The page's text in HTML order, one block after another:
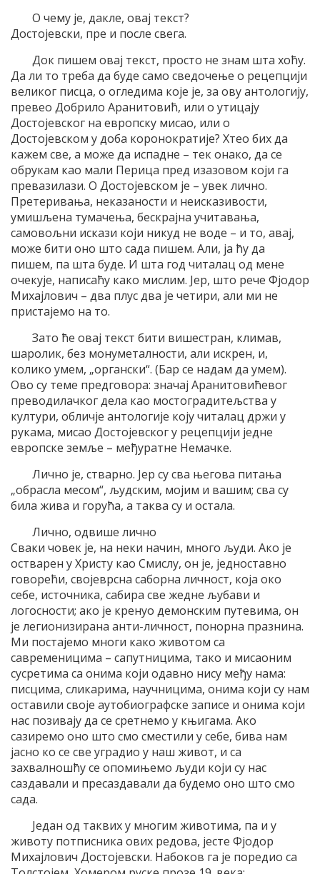
О чему је, дакле, овај текст?
Достојевски, пре и после свега.
Док пишем овај текст, просто не знам шта хоћу.
Да ли то треба да буде само сведочење о рецепцији
великог писца, о огледима које је, за ову антологију,
превео Добрило Аранитовић, или о утицају
Достојевског на европску мисао, или о
Достојевском у доба коронократије? Хтео бих да
кажем све, а може да испадне – тек онако, да се
обрукам као мали Перица пред изазовом који га
превазилази. О Достојевском је – увек лично.
Претеривања, неказаности и неисказивости,
умишљена тумачења, бескрајна учитавања,
самовољни искази који никуд не воде – и то, авај,
може бити оно што сада пишем. Али, ја ћу да
пишем, па шта буде. И шта год читалац од мене
очекује, написаћу како мислим. Јер, што рече Фјодор
Михајлович – два плус два је четири, али ми не
пристајемо на то.
Зато ће овај текст бити вишестран, климав,
шаролик, без монуметалности, али искрен, и,
колико умем, „органски“. (Бар се надам да умем).
Ово су теме предговора: значај Аранитовићевог
преводилачког дела као мостоградитељства у
култури, обличје антологије коју читалац држи у
рукама, мисао Достојевског у рецепцији једне
европске земље – међуратне Немачке.
Лично је, стварно. Јер су сва његова питања
„обрасла месом“, људским, мојим и вашим; сва су
била жива и горућа, а таква су и остала.
Лично, одвише лично
Сваки човек је, на неки начин, много људи. Ако је
остварен у Христу као Смислу, он је, једноставно
говорећи, својеврсна саборна личност, која око
себе, источника, сабира све жедне љубави и
логосности; ако је кренуо демонским путевима, он
је легионизирана анти-личност, понорна празнина.
Ми постајемо многи како животом са
савременицима – сапутницима, тако и мисаоним
сусретима са онима који одавно нису међу нама:
писцима, сликарима, научницима, онима који су нам
оставили своје аутобиографске записе и онима који
нас позивају да се сретнемо у књигама. Ако
сазиремо оно што смо сместили у себе, бива нам
јасно ко се све уградио у наш живот, и са
захвалношћу се опомињемо људи који су нас
саздавали и пресаздавали да будемо оно што смо
сада.
Један од таквих у многим животима, па и у
животу потписника ових редова, јесте Фјодор
Михајлович Достојевски. Набоков га је поредио са